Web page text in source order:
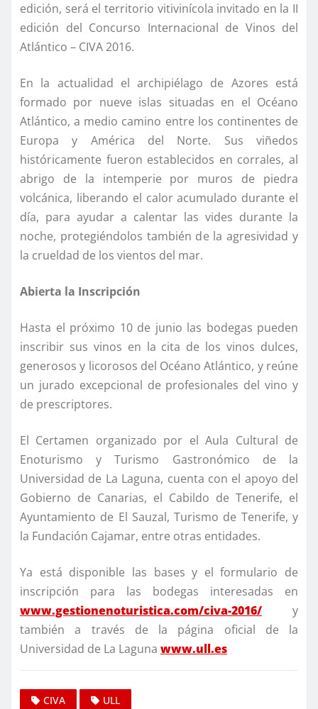
edición, será el territorio vitivinícola invitado en la II
edición del Concurso Internacional de Vinos del
Atlántico – CIVA 2016.
En la actualidad el archipiélago de Azores está
formado por nueve islas situadas en el Océano
Atlántico, a medio camino entre los continentes de
Europa y América del Norte. Sus viñedos
históricamente fueron establecidos en corrales, al
abrigo de la intemperie por muros de piedra
volcánica, liberando el calor acumulado durante el
día, para ayudar a calentar las vides durante la
noche, protegiéndolos también de la agresividad y
la crueldad de los vientos del mar.
Abierta la Inscripción
Hasta el próximo 10 de junio las bodegas pueden
inscribir sus vinos en la cita de los vinos dulces,
generosos y licorosos del Océano Atlántico, y reúne
un jurado excepcional de profesionales del vino y
de prescriptores.
El Certamen organizado por el Aula Cultural de
Enoturismo y Turismo Gastronómico de la
Universidad de La Laguna, cuenta con el apoyo del
Gobierno de Canarias, el Cabildo de Tenerife, el
Ayuntamiento de El Sauzal, Turismo de Tenerife, y
la Fundación Cajamar, entre otras entidades.
Ya está disponible las bases y el formulario de
inscripción para las bodegas interesadas en
www.gestionenoturistica.com/civa-2016/ y
también a través de la página oficial de la
Universidad de La Laguna www.ull.es
CIVA ULL